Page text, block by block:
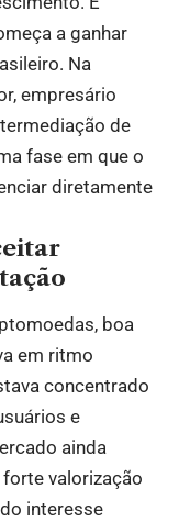
a ganhar
Na
empresário
de
fase em que o
diretamente
boa
em ritmo
concentrado
e
ainda
valorização
interesse